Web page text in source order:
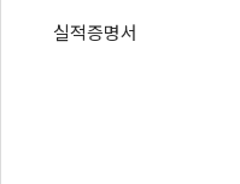
실적증명서